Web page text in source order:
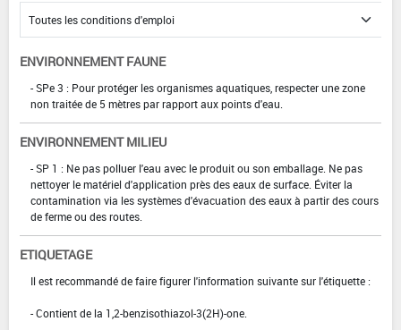
ENVIRONNEMENT FAUNE
- SPe 3 : Pour protéger les organismes aquatiques, respecter une zone
non traitée de 5 mètres par rapport aux points d'eau.
ENVIRONNEMENT MILIEU
- SP 1 : Ne pas polluer l'eau avec le produit ou son emballage. Ne pas
nettoyer le matériel d'application près des eaux de surface. Éviter la
contamination via les systèmes d'évacuation des eaux à partir des cours
de ferme ou des routes.
ETIQUETAGE
Il est recommandé de faire figurer l'information suivante sur l'étiquette :
- Contient de la 1,2-benzisothiazol-3(2H)-one.